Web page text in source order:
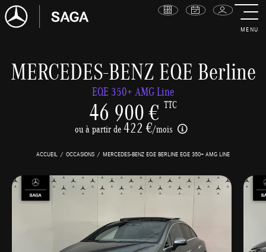
MENU
MERCEDES-BENZ EQE Berline
EQE 350+ AMG Line
46 900 € TTC
ou à partir de422 €/mois
ACCUEIL OCCASIONS MERCEDES-BENZ EQE BERLINE EQE 350+ AMG LINE